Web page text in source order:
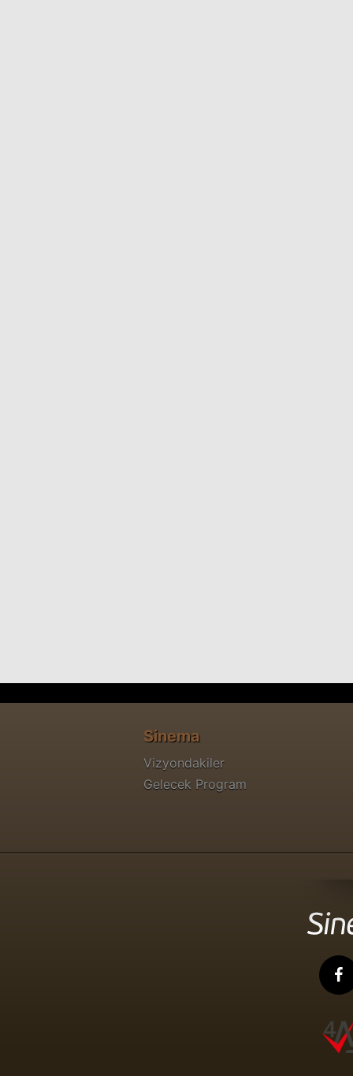
Sinema
Vizyondakiler
Gelecek Program